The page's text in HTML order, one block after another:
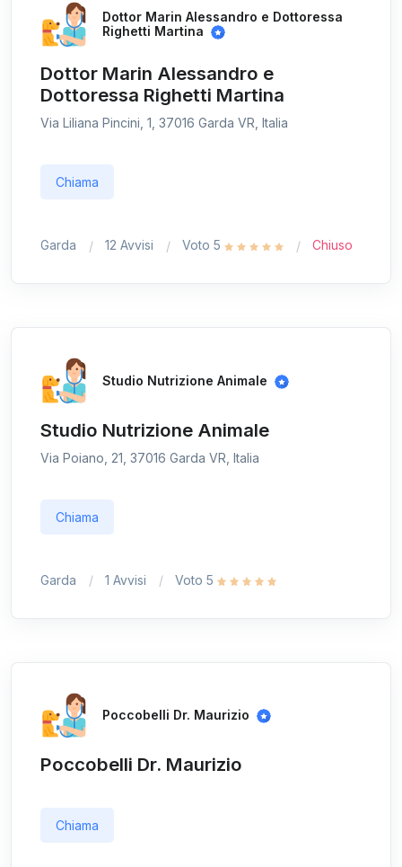
Dottor Marin Alessandro e Dottoressa
Righetti Martina
Dottor Marin Alessandro e
Dottoressa Righetti Martina
Via Liliana Pincini, 1, 37016 Garda VR, Italia
Chiama
Garda 12 Avvisi Voto 5 Chiuso
Studio Nutrizione Animale
Studio Nutrizione Animale
Via Poiano, 21, 37016 Garda VR, Italia
Chiama
Garda 1 Avvisi Voto 5
Poccobelli Dr. Maurizio
Poccobelli Dr. Maurizio
Chiama